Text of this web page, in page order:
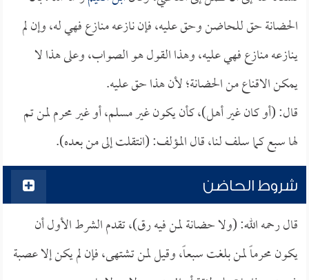
الحضانة حق للحاضن وحق عليه، فإن نازعه منازع فهي له، وإن لم
ينازعه منازع فهي عليه، وهذا القول هو الصواب، وعلى هذا لا
يمكن الاقناع من الحضانة؛ لأن هذا حق عليه.
قال: (أو كان غير أهل)، كأن يكون غير مسلم، أو غير محرم لمن تم
لها سبع كما سلف لنا، قال المؤلف: (انتقلت إلى من بعده).
شروط الحاضن
قال رحمه الله: (ولا حضانة لمن فيه رق)، تقدم الشرط الأول أن
يكون محرماً لمن بلغت سبعاً، وقيل لمن تشتهى، فإن لم يكن إلا عصبة